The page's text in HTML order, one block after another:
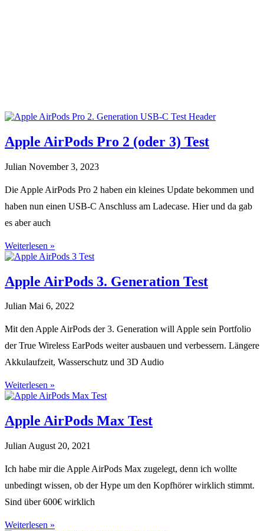
Apple AirPods Pro 2 (oder 3) Test
Julian November 3, 2023
Die Apple AirPods Pro 2 haben ein kleines Update bekommen und
haben nun einen USB-C Anschluss am Ladecase. Hier und da gab
es aber auch
Weiterlesen »
Apple AirPods 3. Generation Test
Julian Mai 6, 2022
Mit den Apple AirPods der 3. Generation will Apple sein Portfolio
der True Wireless EarPods weiter ausbauen und verbessern. Längere
Akkulaufzeit, Wasserschutz und 3D Audio
Weiterlesen »
Apple AirPods Max Test
Julian August 20, 2021
Ich habe mir die Apple AirPods Max zugelegt, denn ich wollte
unbedingt wissen, ob der Hype um den Kopfhörer wirklich stimmt.
Sind über 600€ wirklich
Weiterlesen »